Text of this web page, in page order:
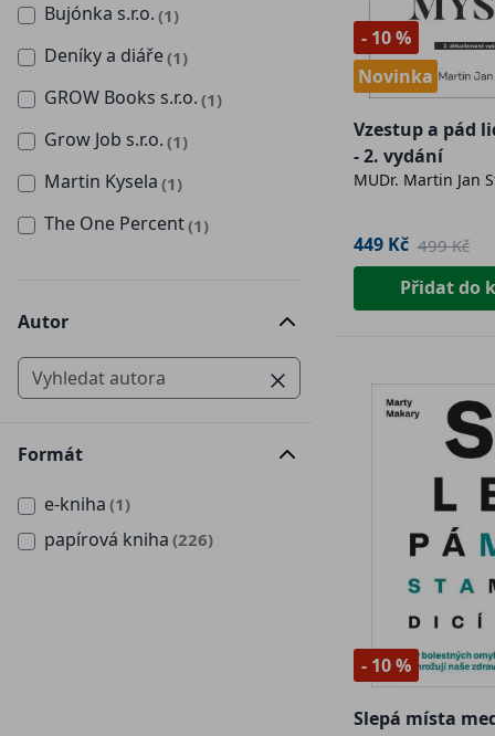
Bujónka s.r.o. (1)
Deníky a diáře(1)
GROW Books s.r.o. (1)
Grow Job s.r.o. (1)
Martin Kysela (1)
The One Percent(1)
Autor
Formát
e-kniha (1)
papírová kniha (226)
- 10 %
Novinka
Vzestup a pád
- 2. vydání
MUDr. Martin Jan
449 Kč 499 Kč
Přidat do
- 10 %
Slepá místa